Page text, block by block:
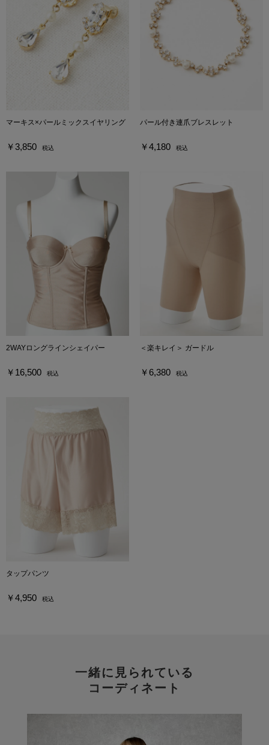
マーキス×パールミックスイヤリング
￥3,850 税込
パール付き連爪ブレスレット
￥4,180 税込
2WAYロングラインシェイパー
￥16,500 税込
＜楽キレイ＞ ガードル
￥6,380 税込
タップパンツ
￥4,950 税込
一緒に見られている
コーディネート